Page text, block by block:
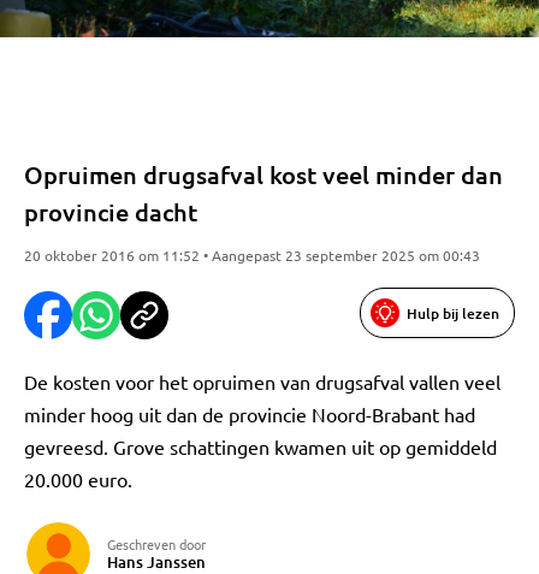
Opruimen drugsafval kost veel minder dan
provincie dacht
20 oktober 2016 om 11:52 • Aangepast 23 september 2025 om 00:43
Hulp bij lezen
De kosten voor het opruimen van drugsafval vallen veel
minder hoog uit dan de provincie Noord-Brabant had
gevreesd. Grove schattingen kwamen uit op gemiddeld
20.000 euro.
Geschreven door
Hans Janssen